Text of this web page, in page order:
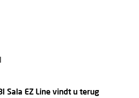
Sala EZ Line vindt u terug